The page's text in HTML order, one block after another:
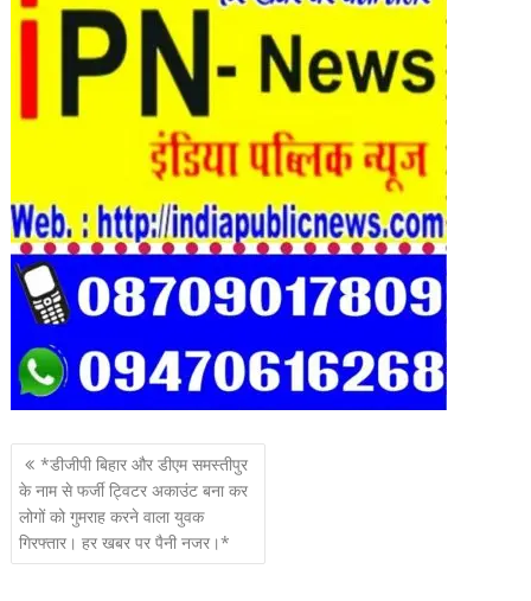
P
o
s
t
*डीजीपी बिहार और डीएम समस्तीपुर
के नाम से फर्जी ट्विटर अकाउंट बना कर
लोगों को गुमराह करने वाला युवक
गिरफ्तार। हर खबर पर पैनी नजर।*